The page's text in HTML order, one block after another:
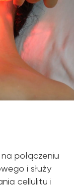
połączeniu
i służy
cellulitu i